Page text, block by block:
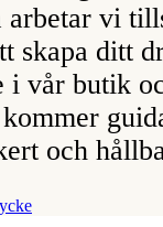
arbetar vi
skapa ditt
i vår butik
och